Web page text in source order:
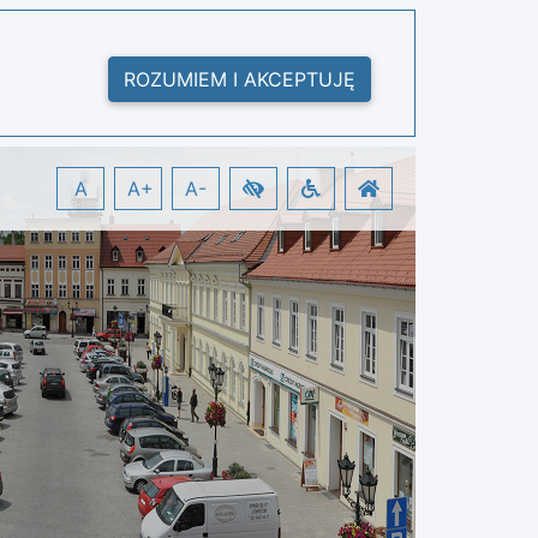
ROZUMIEM I AKCEPTUJĘ
A A+ A-